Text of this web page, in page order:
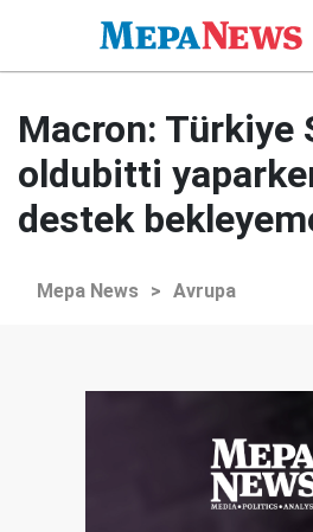
Macron: Türkiye
oldubitti
destek
Mepa News > Avrupa